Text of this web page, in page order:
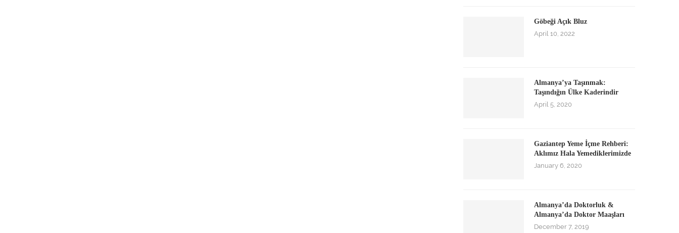
Göbeği Açık Bluz
April 10, 2022
Almanya’ya Taşınmak:
Taşındığın Ülke Kaderindir
April 5, 2020
Gaziantep Yeme İçme Rehberi:
Aklımız Hala Yemediklerimizde
January 6, 2020
Almanya’da Doktorluk &
Almanya’da Doktor Maaşları
December 7, 2019